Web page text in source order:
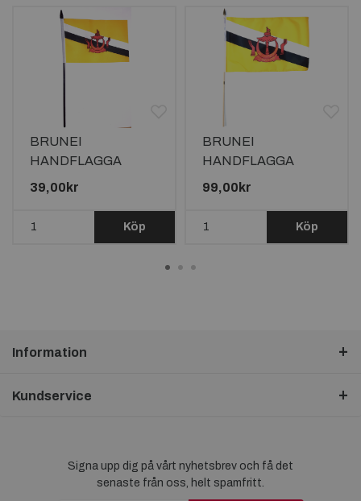
BRUNEI
HANDFLAGGA
15X10CM
39,00kr
Köp
BRUNEI
HANDFLAGGA
45X30CM
99,00kr
Köp
Information
Kundservice
Signa upp dig på vårt nyhetsbrev och få det
senaste från oss, helt spamfritt.